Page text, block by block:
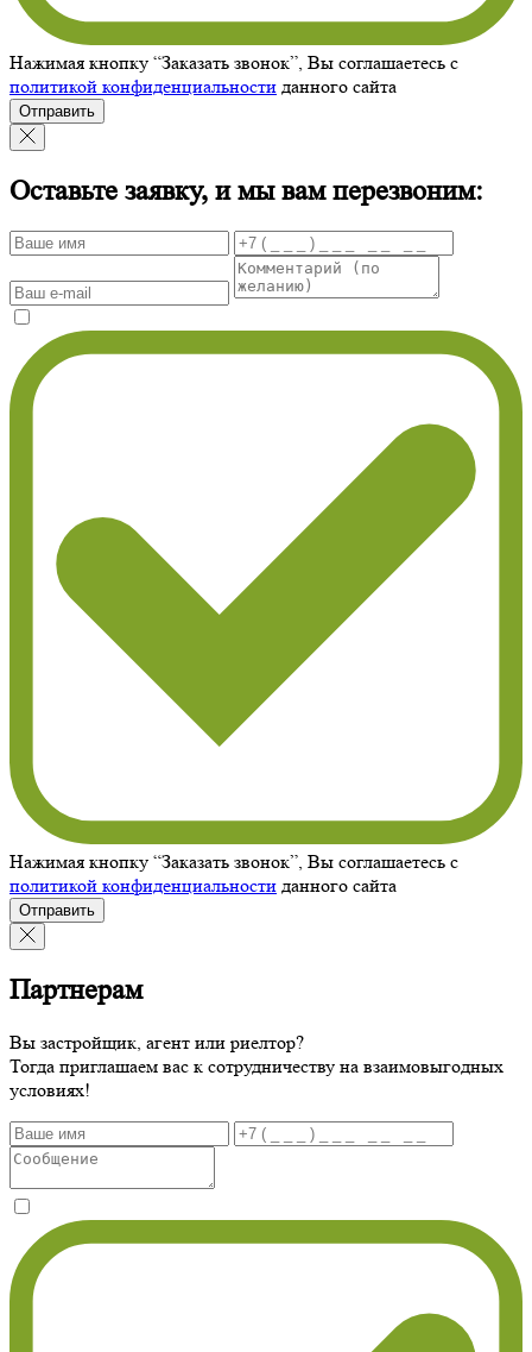
Нажимая кнопку “Заказать звонок”, Вы соглашаетесь с
политикой конфиденциальности данного сайта
Отправить
Оставьте заявку, и мы вам перезвоним:
Нажимая кнопку “Заказать звонок”, Вы соглашаетесь с
политикой конфиденциальности данного сайта
Отправить
Партнерам
Вы застройщик, агент или риелтор?
Тогда приглашаем вас к сотрудничеству на взаимовыгодных
условиях!